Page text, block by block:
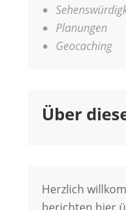
Planungen
Geocaching
Über
Herzlich